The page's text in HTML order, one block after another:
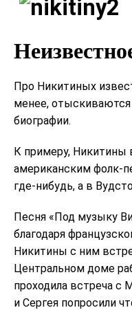
Про Никитиных
менее,
биографии.
К примеру, Никитины
американским фолк-
где-нибудь, а в
Песня «Под музыку
благодаря
Никитины с ним
Центральном доме
проходила встреча с
и Сергея попросили